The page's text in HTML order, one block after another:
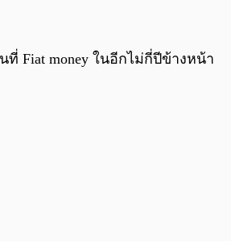
Fiat money ในอีกไม่กี่ปีข้างหน้า